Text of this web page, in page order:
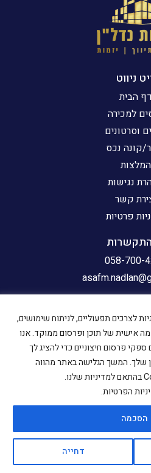
לצרכים תפעוליים, לניתוח שימושים,
אישית של תוכן ופרסום ממוקד. אנו
פרסום חיצוניים כדי להציג לך
שלך. המשך הגלישה באתר מהווה
הפרטיות.
דחייה
הסכמה
ניווט
דף הבית
למכירה
וסרטונים
קונה נכס
המלצות
נגישות
קשר
פרטיות
058-700-
על ידי טלמור דיגיטל